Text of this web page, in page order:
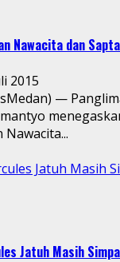
Nawacita dan
2015
—
Jatuh Masih
Jatuh Masih